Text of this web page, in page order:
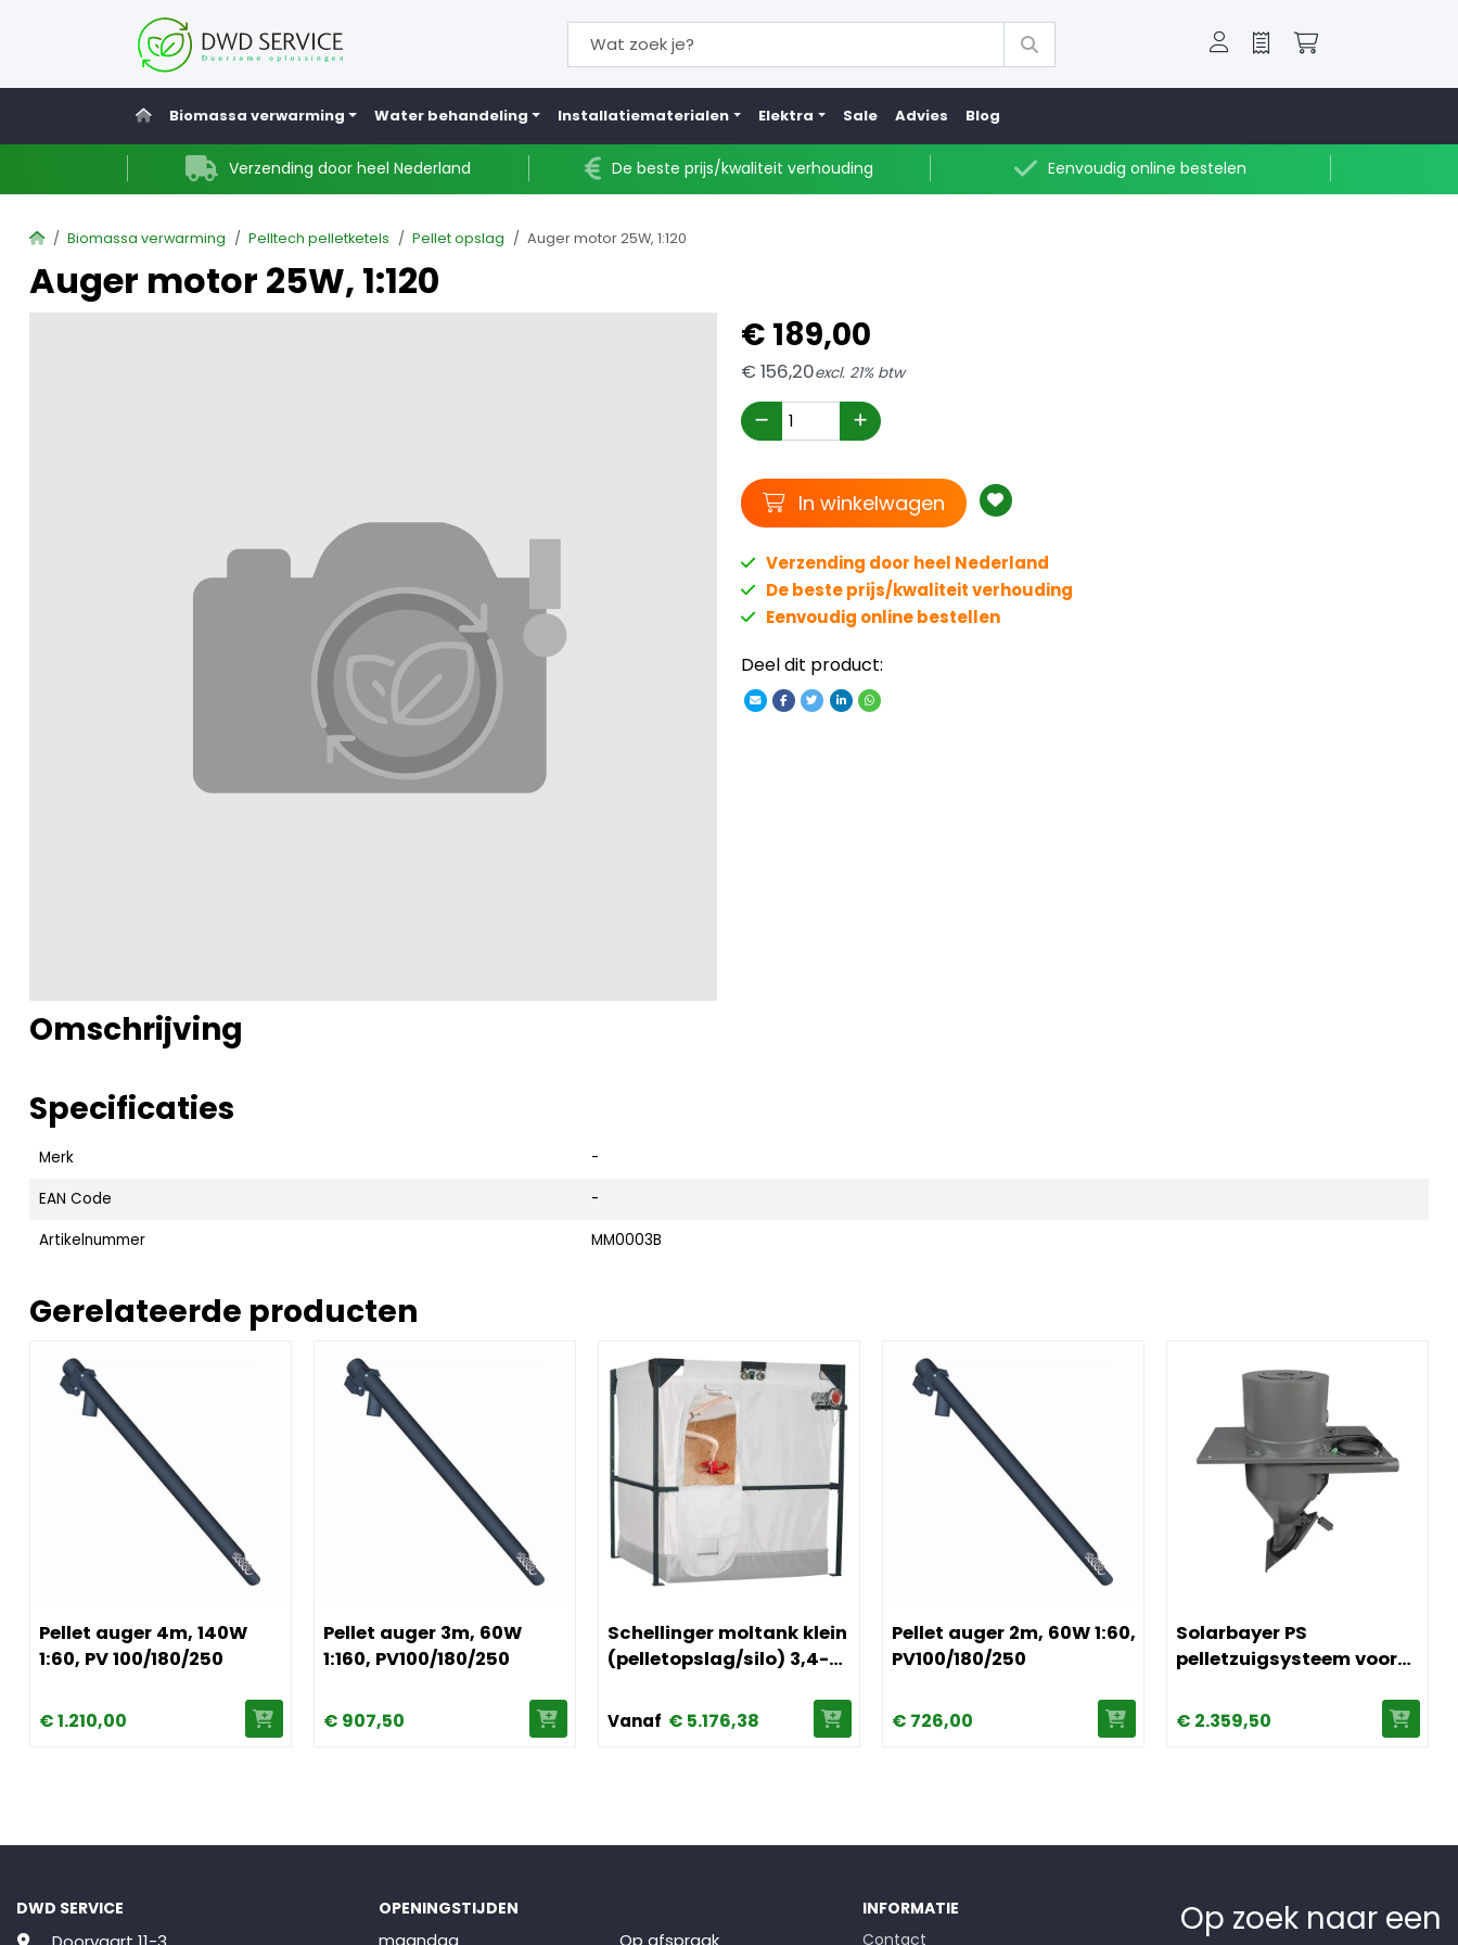
OfferteWinkelwagen
Home
Biomassa verwarming Water behandeling Installatiematerialen Elektra Sale Advies Blog
Verzending door heel Nederland De beste prijs/kwaliteit verhouding Eenvoudig online bestelen
HomeBiomassa verwarming Pelltech pelletketels Pellet opslag Auger motor 25W, 1:120
Auger motor 25W, 1:120
€ 189,00
€156,20excl. 21% btw
Winkelwagen
In winkelwagen
Verzending door heel Nederland
De beste prijs/kwaliteit verhouding
Eenvoudig online bestellen
Deel dit product:
Omschrijving
Specificaties
Merk
-
EAN Code
-
Artikelnummer
MM0003B
Gerelateerde producten
Pellet auger 4m, 140W
1:60, PV 100/180/250
€1.210,00
Pellet auger 3m, 60W
1:160, PV100/180/250
€ 907,50
Schellinger moltank klein
(pelletopslag/silo) 3,4-
Vanaf € 5.176,38
Pellet auger 2m, 60W 1:60,
PV100/180/250
€ 726,00
Solarbayer PS
pelletzuigsysteem voor
€ 2.359,50
DWD SERVICE OPENINGSTIJDEN
maandag Op afspraak
INFORMATIE
Contact
Op zoek naar een